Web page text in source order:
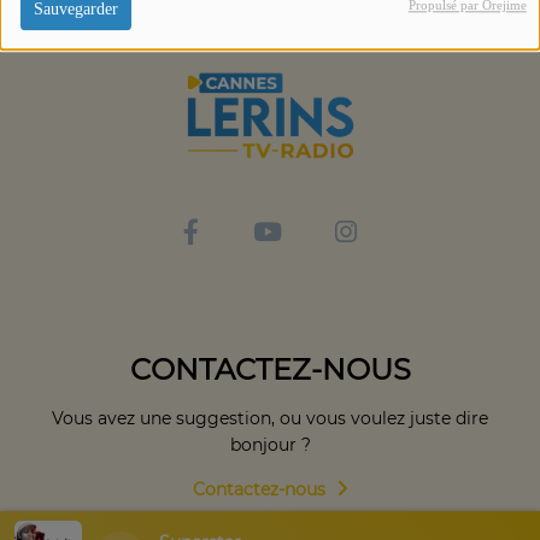
Sauvegarder Propulsé par Orejime
CONTACTEZ-NOUS
Vous avez une suggestion, ou vous voulez juste dire
bonjour ?
Contactez-nous